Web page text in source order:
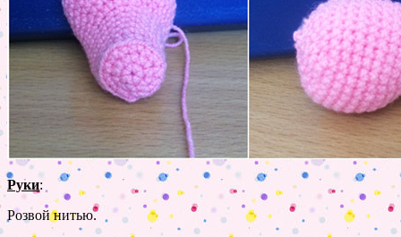
Руки:
Розвой нитью.